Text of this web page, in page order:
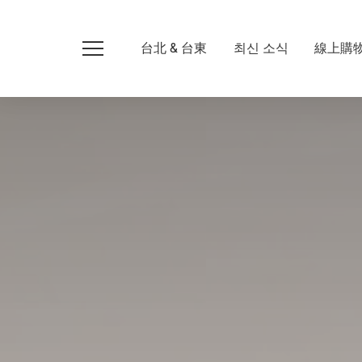
台北 & 台東 최신 소식 線上購